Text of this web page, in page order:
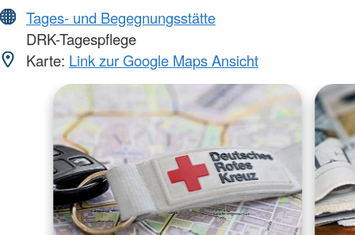
Tages- und Begegnungsstätte
DRK-Tagespflege
Karte: Link zur Google Maps Ansicht